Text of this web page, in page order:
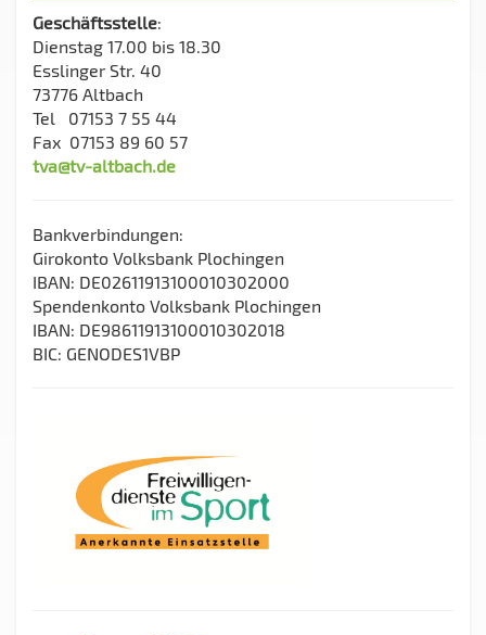
Geschäftsstelle:
Dienstag 17.00 bis 18.30
Esslinger Str. 40
73776 Altbach
Tel 07153 7 55 44
Fax 07153 89 60 57
tva@tv-altbach.de
Bankverbindungen:
Girokonto Volksbank Plochingen
IBAN: DE02611913100010302000
Spendenkonto Volksbank Plochingen
IBAN: DE98611913100010302018
BIC: GENODES1VBP